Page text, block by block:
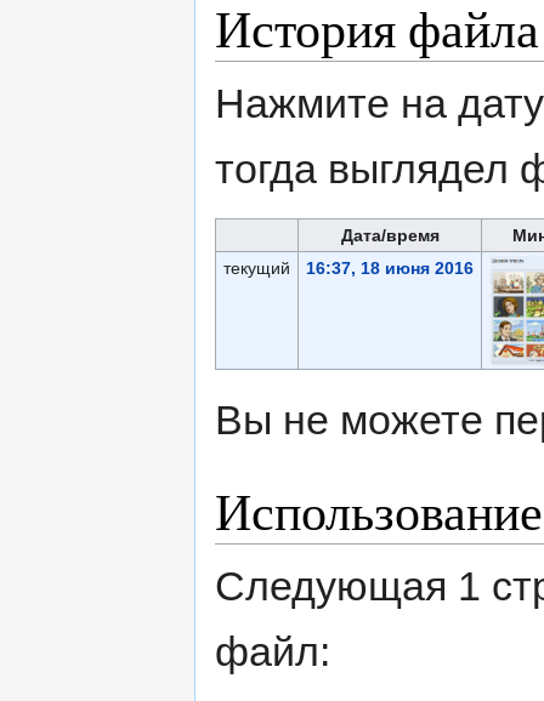
История файла
Нажмите на
тогда выглядел
Дата/время
текущий
16:37, 18 июня 2016
Вы не можете
Следующая 1
файл: